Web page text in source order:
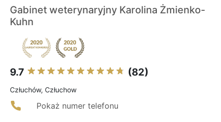
Gabinet weterynaryjny Karolina Żmienko-
Kuhn
9.7 (82)
Człuchów, Człuchow
Pokaż numer telefonu